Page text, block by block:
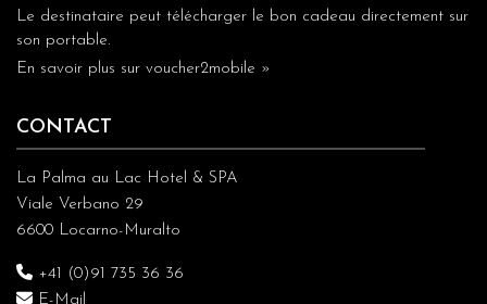
Le destinataire peut télécharger le bon cadeau directement sur
son portable.
En savoir plus sur voucher2mobile »
CONTACT
La Palma au Lac Hotel & SPA
Viale Verbano 29
6600 Locarno-Muralto
+41 (0)91 735 36 36
E-Mail